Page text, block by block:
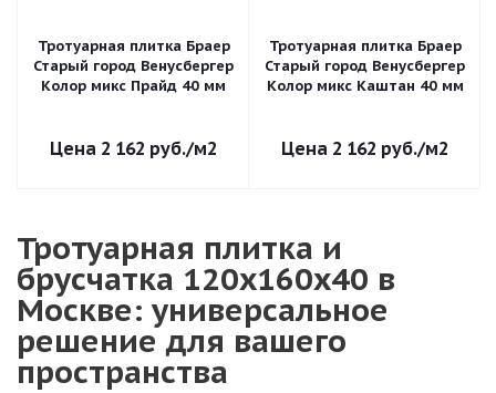
Тротуарная плитка Браер
Старый город Венусбергер
Колор микс Прайд 40 мм
2 162 руб./м2
Тротуарная плитка Браер
Старый город Венусбергер
Колор микс Каштан 40 мм
2 162 руб./м2
Тротуарная плитка и
брусчатка 120х160х40 в
Москве: универсальное
решение для вашего
пространства